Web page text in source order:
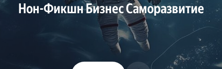
Нон-Фикшн Бизнес Саморазвитие